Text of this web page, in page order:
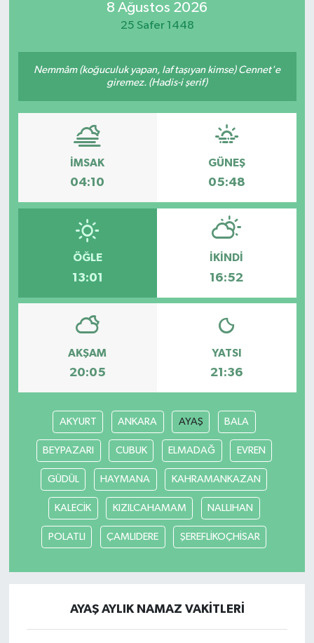
8 Ağustos 2026
25 Safer 1448
Nemmâm (koğuculuk yapan, laf taşıyan kimse) Cennet'e
giremez. (Hadis-i şerif)
İMSAK
04:10
GÜNEŞ
05:48
ÖĞLE
13:01
İKINDI
16:52
AKŞAM
20:05
YATSI
21:36
AKYURT ANKARA AYAŞ BALA
BEYPAZARI CUBUK ELMADAĞ EVREN
GÜDÜL HAYMANA KAHRAMANKAZAN
KALECİK KIZILCAHAMAM NALLIHAN
POLATLI ÇAMLIDERE ŞEREFLİKOÇHİSAR
AYAŞ AYLIK NAMAZ VAKITLERI
Özel Haber
Resmi İlan
Sağlık
Siyaset
Yaşam